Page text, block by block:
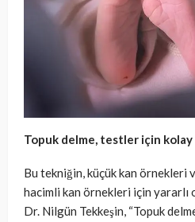
Topuk delme, testler için
Bu tekniğin, küçük kan örnekleri
hacimli kan örnekleri için yararlı
Dr. Nilgün Tekkeşin, “Topuk